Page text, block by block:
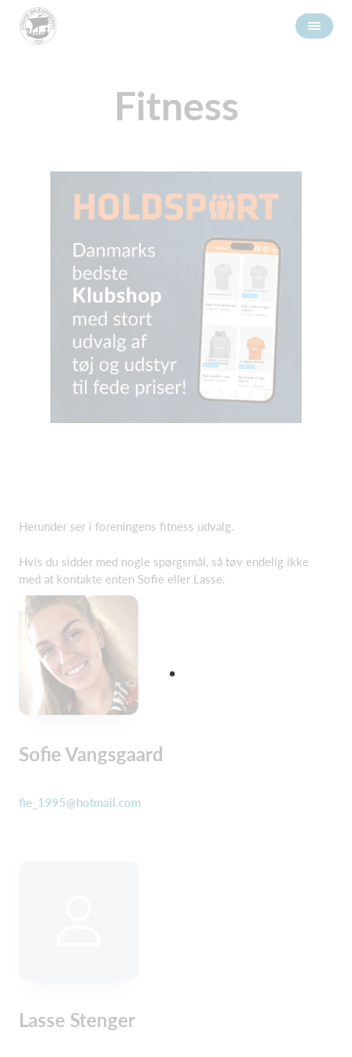
Fitness
Herunder ser i foreningens fitness udvalg.
Hvis du sidder med nogle spørgsmål, så tøv endelig ikke
med at kontakte enten Sofie eller Lasse.
Sofie Vangsgaard
fie_1995@hotmail.com
Lasse Stenger